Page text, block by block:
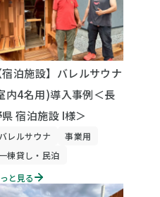
宿泊施設】バレルサウナ
内4名用)導入事例＜長
県 宿泊施設 I様＞
バレルサウナ
事業用
一棟貸し・民泊
と見る